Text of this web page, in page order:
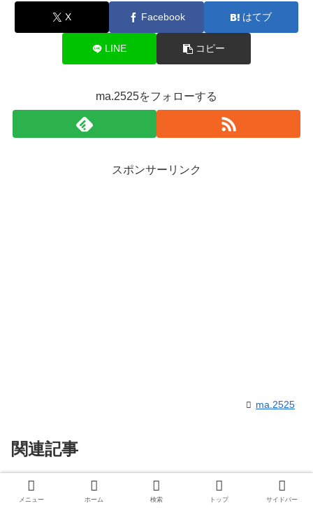
X Facebook はてブ
LINE コピー
ma.2525をフォローする
スポンサーリンク
ma.2525
関連記事
こんまりの子供服とおもちゃ？旦
那と片付けの順番？アメリカ移住
メニュー ホーム 検索 トップ サイドバー